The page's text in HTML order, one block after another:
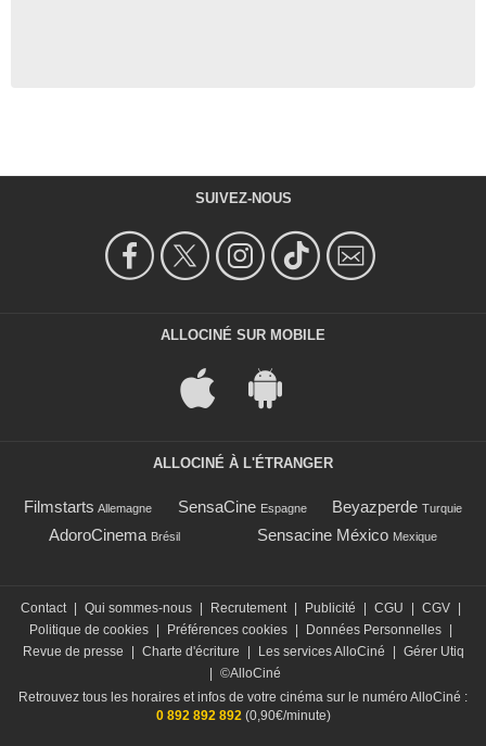
SUIVEZ-NOUS
ALLOCINÉ SUR MOBILE
ALLOCINÉ À L'ÉTRANGER
Filmstarts Allemagne SensaCine Espagne Beyazperde Turquie
AdoroCinema Brésil Sensacine México Mexique
Contact Qui sommes-nous Recrutement Publicité CGU CGV
Politique de cookies
Préférences cookies Données Personnelles
Revue de presse
Charte d'écriture Les services AlloCiné
Gérer Utiq
©AlloCiné
Retrouvez tous les horaires et infos de votre cinéma sur le numéro AlloCiné :
0 892 892 892(0,90€/minute)